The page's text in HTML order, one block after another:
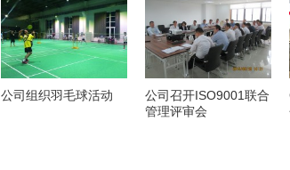
公司组织羽毛球活动
公司召开ISO9001联合
管理评审会